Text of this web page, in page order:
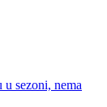
sezoni, nema